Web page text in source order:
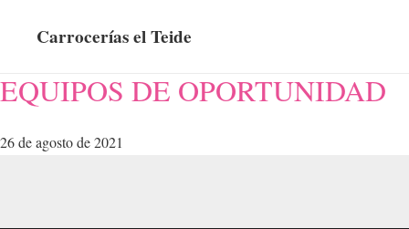
Carrocerías el Teide
EQUIPOS DE OPORTUNIDAD
26 de agosto de 2021